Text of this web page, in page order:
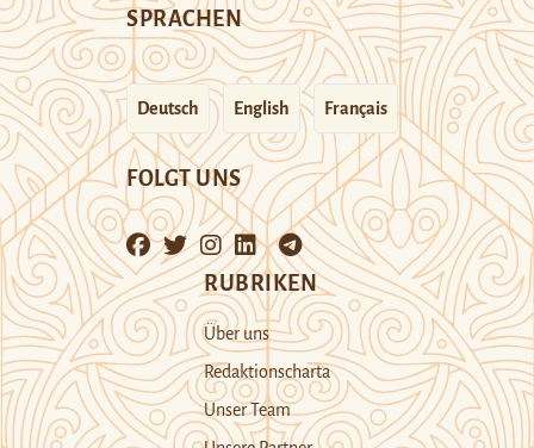
SPRACHEN
Deutsch English Français
FOLGT UNS
RUBRIKEN
Über uns
Redaktionscharta
Unser Team